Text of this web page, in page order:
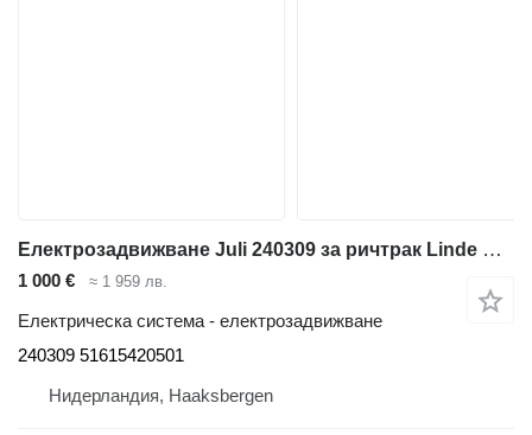
Електрозадвижване Juli 240309 за ричтрак Linde R14/R16/R20-02 Series 115 -02, R14X/R16X/R17X/R17XHD Series 116
1 000 € ≈ 1 959 лв.
Електрическа система - електрозадвижване
240309 51615420501
Нидерландия, Haaksbergen